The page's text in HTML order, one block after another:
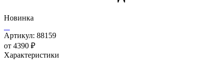
Новинка
Артикул: 88159
от 4390 ₽
Характеристики